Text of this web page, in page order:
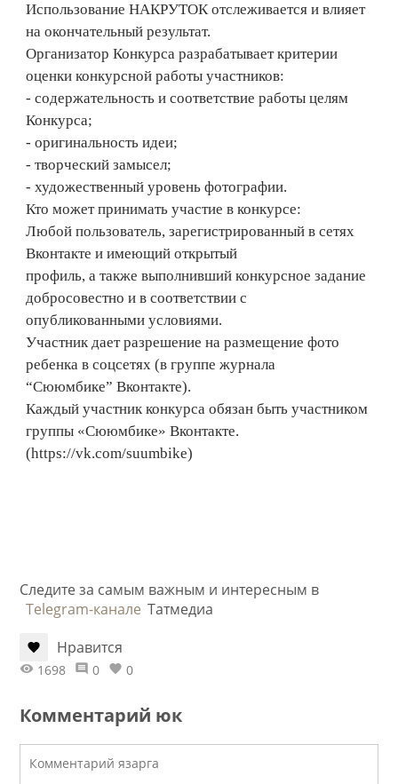
Использование НАКРУТОК отслеживается и влияет
на окончательный результат.
Организатор Конкурса разрабатывает критерии
оценки конкурсной работы участников:
- содержательность и соответствие работы целям
Конкурса;
- оригинальность идеи;
- творческий замысел;
- художественный уровень фотографии.
Кто может принимать участие в конкурсе:
Любой пользователь, зарегистрированный в сетях
Вконтакте и имеющий открытый
профиль, а также выполнивший конкурсное задание
добросовестно и в соответствии с
опубликованными условиями.
Участник дает разрешение на размещение фото
ребенка в соцсетях (в группе журнала
“Сююмбике” Вконтакте).
Каждый участник конкурса обязан быть участником
группы «Сююмбике» Вконтакте.
(https://vk.com/suumbike)
Следите за самым важным и интересным в
Telegram-канале Татмедиа
Нравится
1698 0 0
Комментарий юк